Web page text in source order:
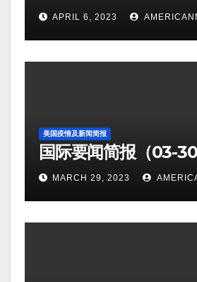
APRIL 6, 2023
美国疫情及新闻简报
国际要闻简报（03-
MARCH 29, 2023